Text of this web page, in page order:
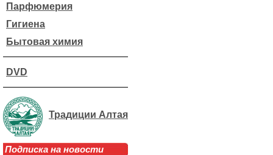
Парфюмерия
Гигиена
Бытовая химия
DVD
Традиции Алтая
Подписка на новости